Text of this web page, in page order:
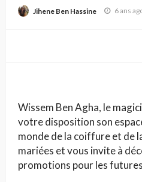
Jihene Ben Hassine 6 ans
Wissem Ben Agha, le
votre disposition son
monde de la coiffure et de
mariées et vous invite à
promotions pour les